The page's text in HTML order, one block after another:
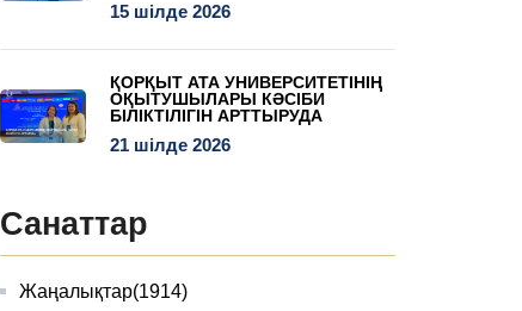
15 шілде 2026
ҚОРҚЫТ АТА УНИВЕРСИТЕТІНІҢ
ОҚЫТУШЫЛАРЫ КӘСІБИ
БІЛІКТІЛІГІН АРТТЫРУДА
21 шілде 2026
Санаттар
Жаңалықтар(1914)